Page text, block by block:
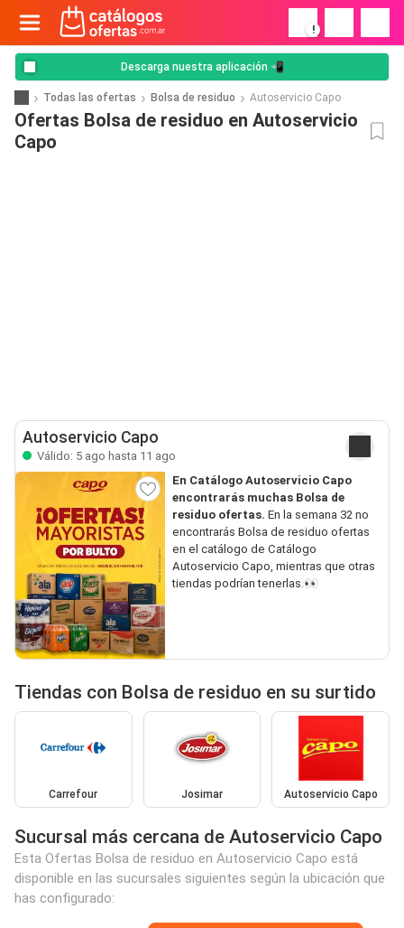
!
Descarga nuestra aplicación 📲
Todas las ofertas Bolsa de residuo Autoservicio Capo
Ofertas Bolsa de residuo en Autoservicio
Capo
Autoservicio Capo
Válido: 5 ago hasta 11 ago
En Catálogo Autoservicio Capo
encontrarás muchas Bolsa de
residuo ofertas. En la semana 32 no
encontrarás Bolsa de residuo ofertas
en el catálogo de Catálogo
Autoservicio Capo, mientras que otras
tiendas podrían tenerlas.👀
Tiendas con Bolsa de residuo en su surtido
Carrefour Josimar Autoservicio Capo
Sucursal más cercana de Autoservicio Capo
Esta Ofertas Bolsa de residuo en Autoservicio Capo está
disponible en las sucursales siguientes según la ubicación que
has configurado: